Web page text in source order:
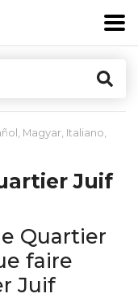
, Magyar, Italiano,
Juif
Quartier
faire
Juif